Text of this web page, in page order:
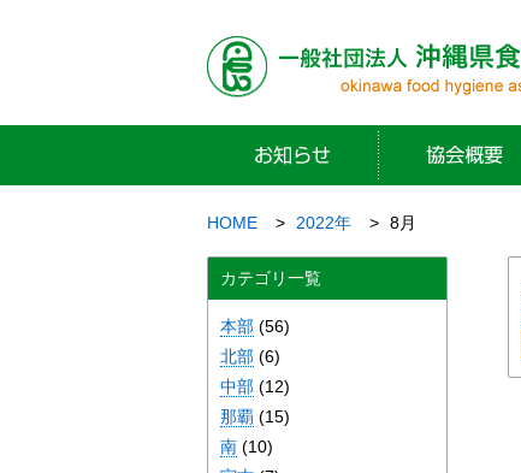
HOME 2022年 8月
カテゴリ一覧
本部 (56)
北部 (6)
中部 (12)
那覇 (15)
南 (10)